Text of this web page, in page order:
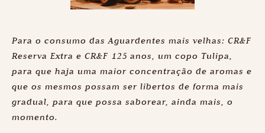
Para o consumo das Aguardentes mais velhas: CR&F
Reserva Extra e CR&F 125 anos, um copo Tulipa,
para que haja uma maior concentração de aromas e
que os mesmos possam ser libertos de forma mais
gradual, para que possa saborear, ainda mais, o
momento.